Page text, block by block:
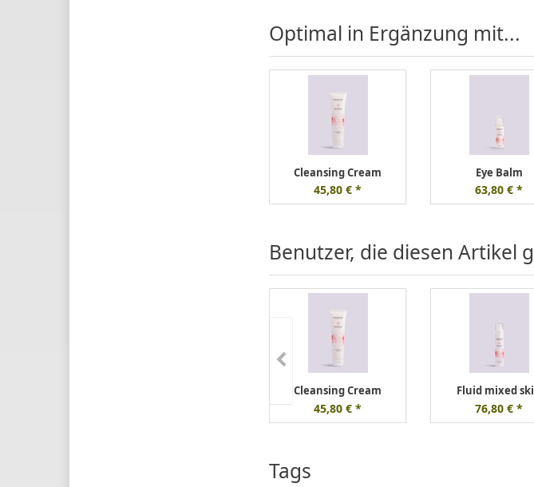
Optimal in Ergänzung mit...
Cleansing Cream
45,80 € *
Eye Balm
63,80 € *
Benutzer, die diesen Artikel
Cleansing Cream
45,80 € *
Fluid mixed
76,80 € *
Tags